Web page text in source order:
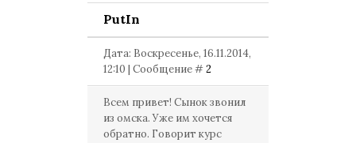
PutIn
Дата: Воскресенье, 16.11.2014,
12:10 | Сообщение #2
Всем привет! Сынок звонил
из омска. Уже им хочется
обратно. Говорит курс